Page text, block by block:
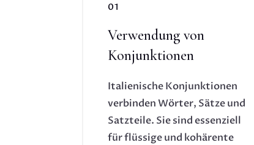
01
Verwendung von
Konjunktionen
Italienische Konjunktionen
verbinden Wörter, Sätze und
Satzteile. Sie sind essenziell
für flüssige und kohärente